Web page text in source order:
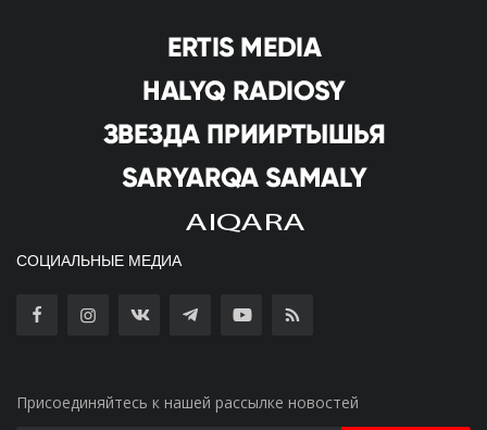
СОЦИАЛЬНЫЕ МЕДИА
Присоединяйтесь к нашей рассылке новостей